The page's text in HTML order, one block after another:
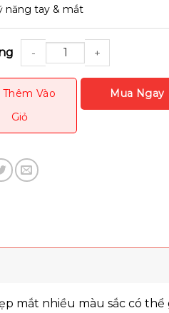
năng tay & mắt
Thêm Vào
Giỏ
mắt nhiều màu sắc có